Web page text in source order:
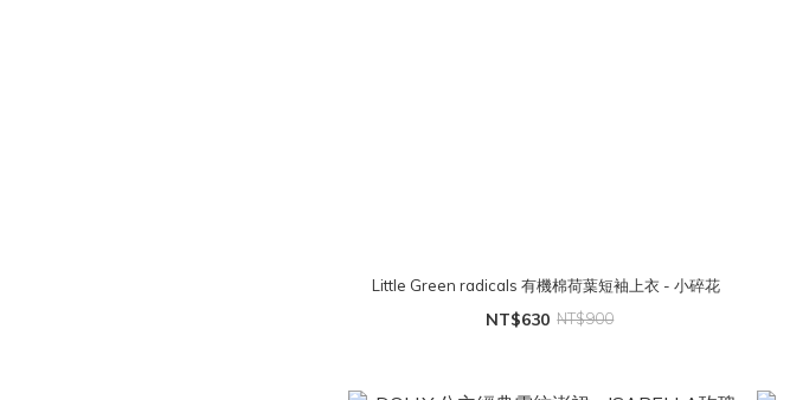
Little Green radicals 有機棉荷葉短袖上衣 - 小碎花
NT$630 NT$900